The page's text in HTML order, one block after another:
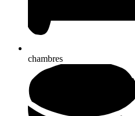
chambres